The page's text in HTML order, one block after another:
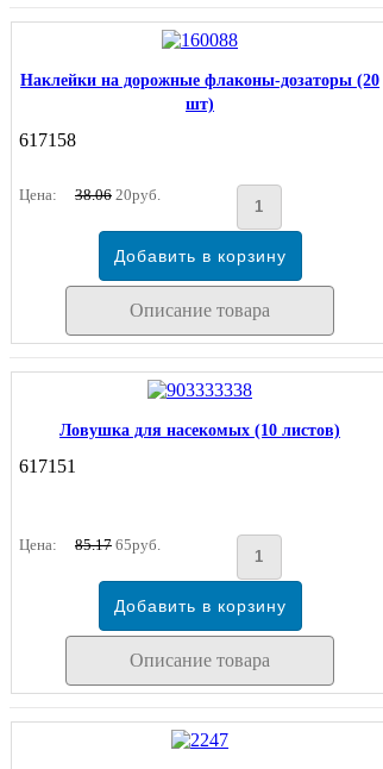
Наклейки на дорожные флаконы-дозаторы (20
шт)
617158
Цена: 38.06 20руб.
Описание товара
Ловушка для насекомых (10 листов)
617151
Цена: 85.17 65руб.
Описание товара